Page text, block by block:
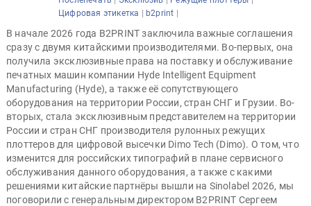
Цифровая этикетка |b2print |
В начале 2026 года B2PRINT заключила важные соглашения
сразу с двумя китайскими производителями. Во-первых, она
получила эксклюзивные права на поставку и обслуживание
печатных машин компании Hyde Intelligent Equipment
Manufacturing (Hyde), а также её сопутствующего
оборудования на территории России, стран СНГ и Грузии. Во-
вторых, стала эксклюзивным представителем на территории
России и стран СНГ производителя рулонных режущих
плоттеров для цифровой высечки Dimo Tech (Dimo). О том, что
изменится для российских типографий в плане сервисного
обслуживания данного оборудования, а также с какими
решениями китайские партнёры вышли на Sinolabel 2026, мы
поговорили с генеральным директором B2PRINT Сергеем